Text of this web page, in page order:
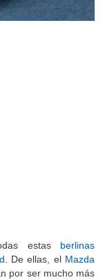
estas berlinas
. De ellas, el Mazda
por ser mucho más